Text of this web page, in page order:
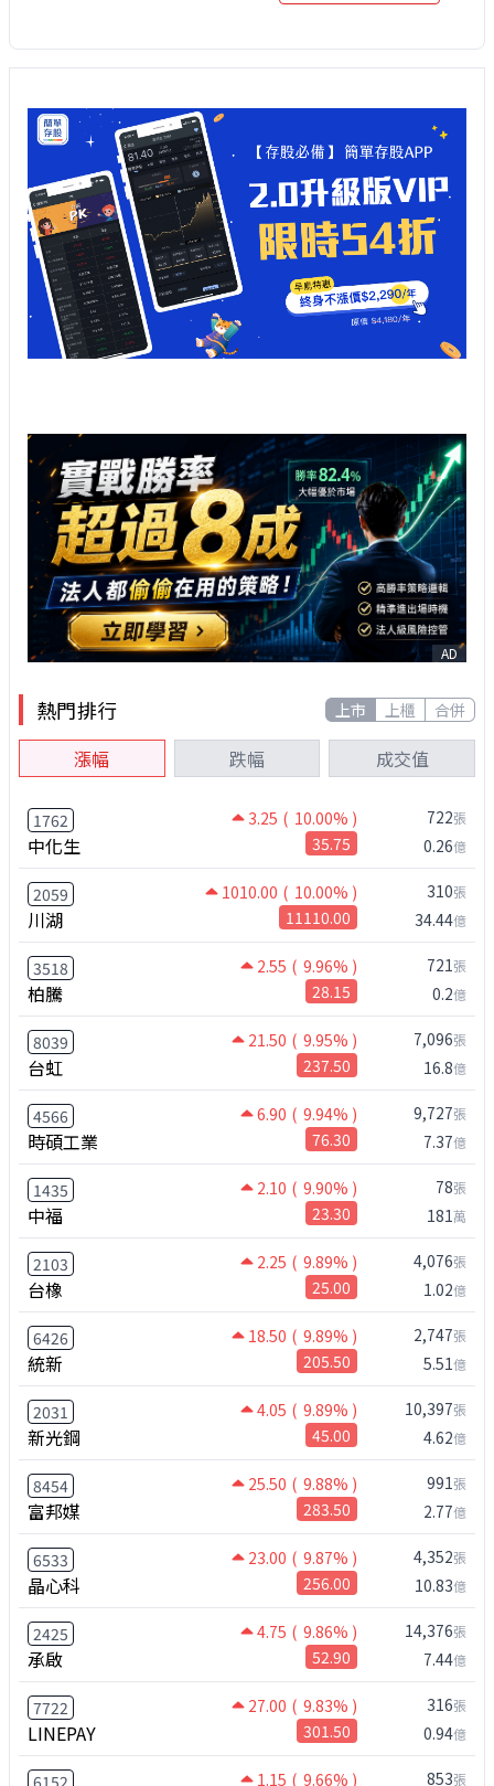
AD
熱門排行 上市 上櫃 合併
漲幅 跌幅 成交值
1762 3.25 ( 10.00% )
中化生 35.75
722張
0.26億
2059 1010.00 ( 10.00% )
川湖 11110.00
310張
34.44億
3518 2.55 ( 9.96% )
柏騰 28.15
721張
0.2億
8039 21.50 ( 9.95% )
台虹 237.50
7,096張
16.8億
4566 6.90 ( 9.94% )
時碩工業 76.30
9,727張
7.37億
1435 2.10 ( 9.90% )
中福 23.30
78張
181萬
2103 2.25 ( 9.89% )
台橡 25.00
4,076張
1.02億
6426 18.50 ( 9.89% )
統新 205.50
2,747張
5.51億
2031 4.05 ( 9.89% )
新光鋼 45.00
10,397張
4.62億
8454 25.50 ( 9.88% )
富邦媒 283.50
991張
2.77億
6533 23.00 ( 9.87% )
晶心科 256.00
4,352張
10.83億
2425 4.75 ( 9.86% )
承啟 52.90
14,376張
7.44億
7722 27.00 ( 9.83% )
LINEPAY 301.50
316張
0.94億
1.15 ( 9.66% ) 853張